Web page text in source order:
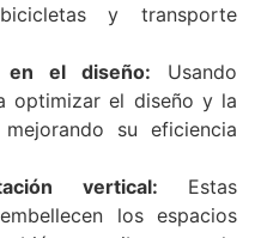
y transporte
en el diseño: Usando
optimizar el diseño y la
su eficiencia
vertical: Estas
los espacios